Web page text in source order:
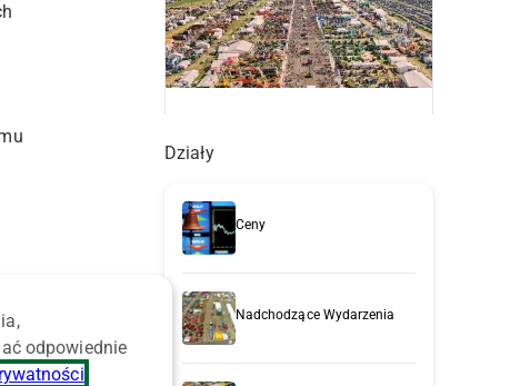
Działy
Ceny
Nadchodzące Wydarzenia
odpowiednie